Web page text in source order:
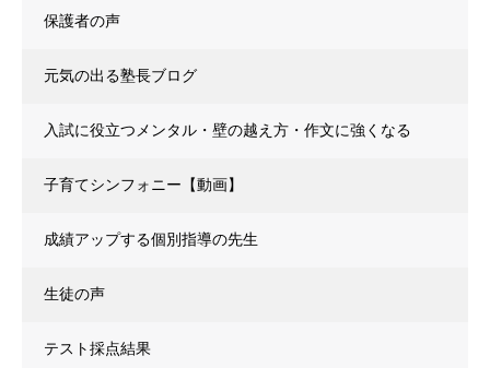
保護者の声
元気の出る塾長ブログ
入試に役立つメンタル・壁の越え方・作文に強くなる
子育てシンフォニー【動画】
成績アップする個別指導の先生
生徒の声
テスト採点結果